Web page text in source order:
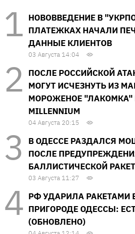
НОВОВВЕДЕНИЕ В
ПЛАТЕЖКАХ НАЧАЛИ
ДАННЫЕ КЛИЕНТОВ
03 Августа 14:04
ПОСЛЕ РОССИЙСКОЙ
МОГУТ ИСЧЕЗНУТЬ ИЗ
МОРОЖЕНОЕ "ЛАКОМКА"
MILLENNIUM
04 Августа 20:15
В ОДЕССЕ РАЗДАЛСЯ
ПОСЛЕ
БАЛЛИСТИЧЕСКОЙ
03 Августа 11:27
РФ УДАРИЛА РАКЕТАМИ
ПРИГОРОДЕ ОДЕССЫ:
(ОБНОВЛЕНО)